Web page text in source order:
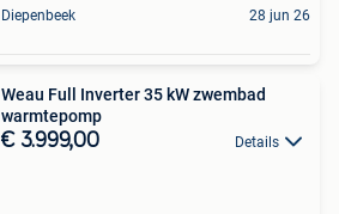
Diepenbeek 28 jun 26
Weau Full Inverter 35 kW zwembad
warmtepomp
€ 3.999,00 Details